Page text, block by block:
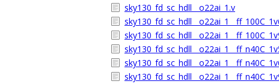
sky130_fd_sc_hdll__o22ai_1.v